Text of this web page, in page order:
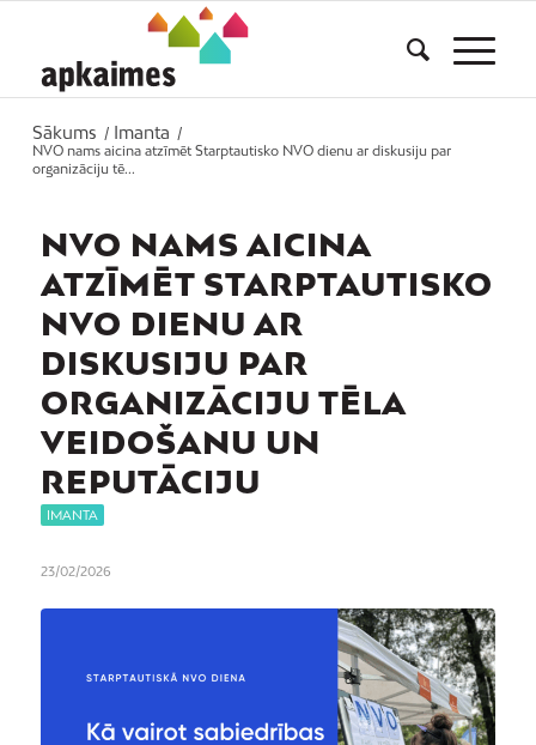
Sākums / Imanta
/
NVO nams aicina atzīmēt Starptautisko NVO dienu ar diskusiju par
organizāciju tē...
NVO NAMS AICINA
ATZĪMĒT STARPTAUTISKO
NVO DIENU AR
DISKUSIJU PAR
ORGANIZĀCIJU TĒLA
VEIDOŠANU UN
REPUTĀCIJU
IMANTA
23/02/2026